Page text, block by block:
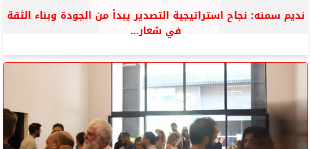
نديم سمنه: نجاح استراتيجية التصدير يبدأ من الجودة وبناء الثقة
في شعار...